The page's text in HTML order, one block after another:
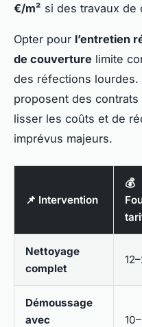
€/m² si des travaux de
Opter pour l’entretien
de couverture limite
des réfections
proposent des
lisser les coûts et de
imprévus majeurs.
📌 Intervention
💰
Nettoyage
complet
Démoussage
avec